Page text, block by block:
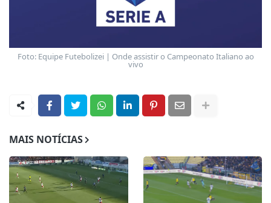
Foto: Equipe Futebolizei | Onde assistir o Campeonato Italiano ao
vivo
MAIS NOTÍCIAS